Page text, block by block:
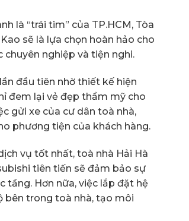
là “trái tim” của TP.HCM, Tòa
sẽ là lựa chọn hoàn hảo cho
nghiệp và tiện nghi.
đầu tiên nhờ thiết kế hiện
đem lại vẻ đẹp thẩm mỹ cho
gửi xe của cư dân toà nhà,
phương tiện của khách hàng.
vụ tốt nhất, toà nhà Hải Hà
tiên tiến sẽ đảm bảo sự
tầng. Hơn nữa, việc lắp đặt hệ
bên trong toà nhà, tạo môi